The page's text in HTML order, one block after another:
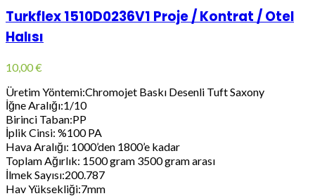
Turkflex 1510D0236V1 Proje / Kontrat / Otel
Halısı
10,00€
Üretim Yöntemi:Chromojet Baskı Desenli Tuft Saxony
İğne Aralığı:1/10
Birinci Taban:PP
İplik Cinsi: %100 PA
Hava Aralığı: 1000’den 1800’e kadar
Toplam Ağırlık: 1500 gram 3500 gram arası
İlmek Sayısı:200.787
Hav Yüksekliği:7mm